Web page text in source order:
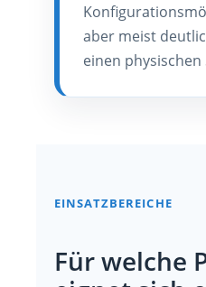
aber meist
einen physischen
EINSATZBEREICHE
Für welche